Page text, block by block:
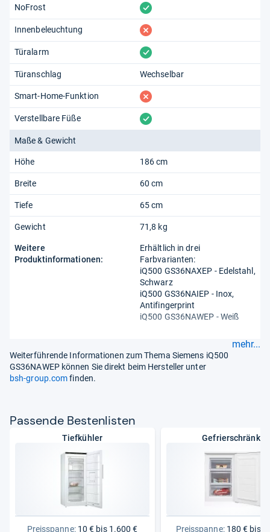
NoFrost vorhanden
Innenbeleuchtung fehlt
Türalarm vorhanden
Türanschlag Wechselbar
Smart-Home-Funktion fehlt
Verstellbare Füße vorhanden
Maße & Gewicht
Höhe 186 cm
Breite 60 cm
Tiefe 65 cm
Gewicht 71,8 kg
Weitere
Produktinformationen:
Erhältlich in drei
Farbvarianten:
iQ500 GS36NAXEP - Edelstahl,
Schwarz
iQ500 GS36NAIEP - Inox,
Antifingerprint
iQ500 GS36NAWEP - Weiß
mehr...
Weiterführende Informationen zum Thema Siemens iQ500
GS36NAWEP können Sie direkt beim Hersteller unter
bsh-group.comfinden.
Pas­sende Bes­ten­lis­ten
Tiefkühler
Preisspanne:10 € bis 1.600 €
Gefrierschränke
Preisspanne:180 € bis